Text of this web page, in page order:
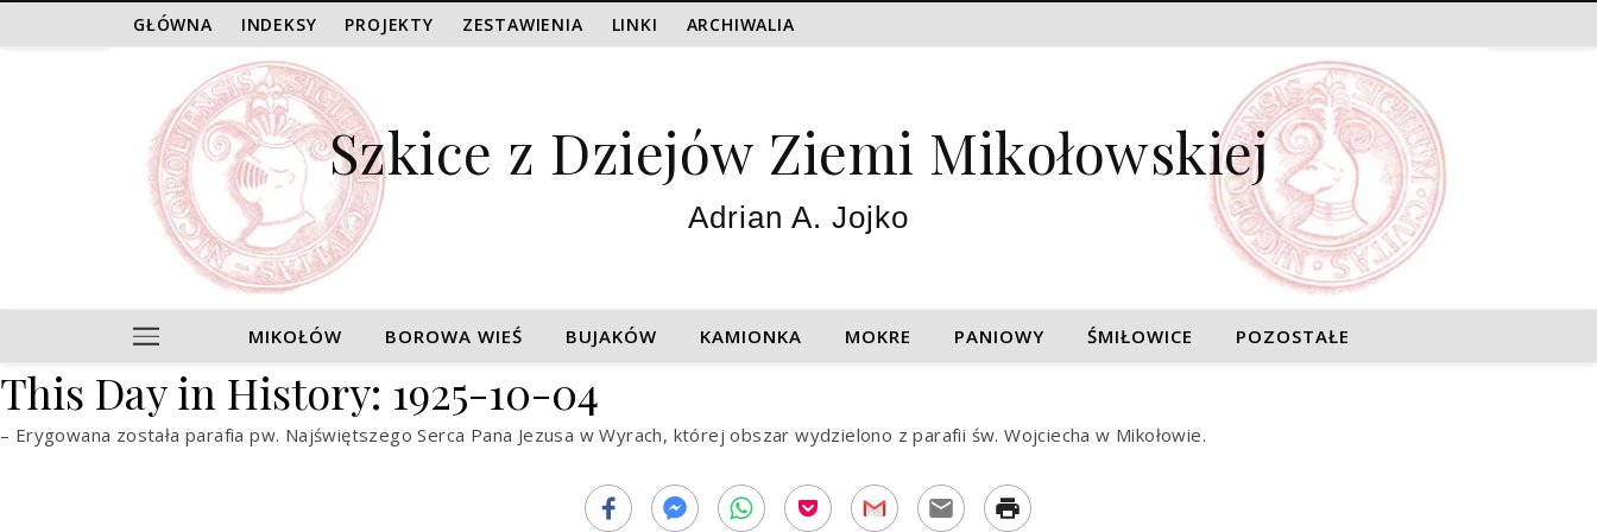
GŁÓWNA INDEKSY PROJEKTY ZESTAWIENIA LINKI ARCHIWALIA
Szkice z Dziejów Ziemi Mikołowskiej
Adrian A. Jojko
MIKOŁÓW BOROWA WIEŚ BUJAKÓW KAMIONKA MOKRE PANIOWY ŚMIŁOWICE POZOSTAŁE
This Day in History: 1925-10-04
– Erygowana została parafia pw. Najświętszego Serca Pana Jezusa w Wyrach, której obszar wydzielono z parafii św. Wojciecha w Mikołowie.